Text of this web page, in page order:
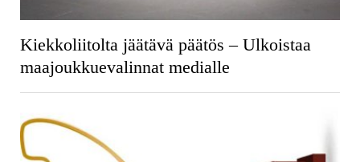
Kiekkoliitolta jäätävä päätös – Ulkoistaa
maajoukkuevalinnat medialle